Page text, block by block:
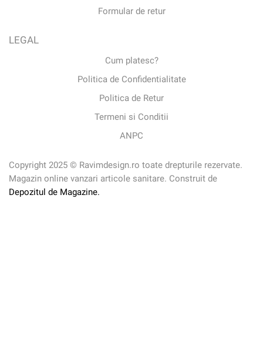
Formular de retur
LEGAL
Cum platesc?
Politica de Confidentialitate
Politica de Retur
Termeni si Conditii
ANPC
Copyright 2025 © Ravimdesign.ro toate drepturile rezervate.
Magazin online vanzari articole sanitare. Construit de
Depozitul de Magazine.